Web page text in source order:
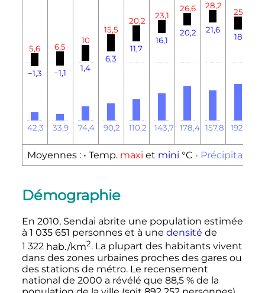
5,6
−1,3
42,3
6,5
−1,1
33,9
10
1,4
74,4
15,5
6,3
90,2
20,2
11,7
110,2
23,1
16,1
143,7
26,6
20,2
178,4
28,2
21,6
157,8
25
18
192,6
Moyennes : • Temp. maxi et mini °C • Précipitation
Démographie
En 2010, Sendai abrite une population estimée
à 1 035 651 personneset à une densité de
1 322 hab./km2. La plupart des habitants vivent
dans des zones urbaines proches des gares ou
des stations de métro. Le recensement
national de 2000 a révélé que 88,5 % de la